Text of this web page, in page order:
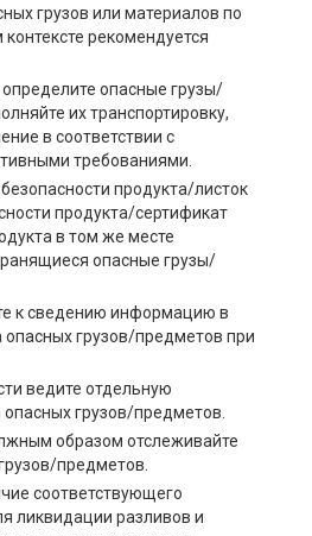
грузов или материалов по
рекомендуется
опасные грузы/
их транспортировку,
в соответствии с
требованиями.
продукта/листок
продукта/сертификат
в том же месте
опасные грузы/
к сведению информацию в
опасных грузов/предметов при
ведите отдельную
грузов/предметов.
образом отслеживайте
предметов.
соответствующего
ликвидации разливов и